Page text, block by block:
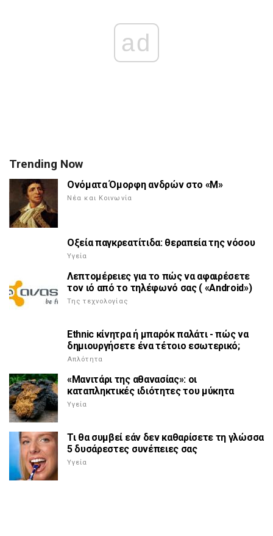
ad
Trending Now
Ονόματα Όμορφη ανδρών στο «Μ»
Νέα και Κοινωνία
Οξεία παγκρεατίτιδα: θεραπεία της νόσου
Υγεία
Λεπτομέρειες για το πώς να αφαιρέσετε
τον ιό από το τηλέφωνό σας ( «Android»)
Της τεχνολογίας
Ethnic κίνητρα ή μπαρόκ παλάτι - πώς να
δημιουργήσετε ένα τέτοιο εσωτερικό;
Απλότητα
«Μανιτάρι της αθανασίας»: οι
καταπληκτικές ιδιότητες του μύκητα
Υγεία
Τι θα συμβεί εάν δεν καθαρίσετε τη γλώσσα
5 δυσάρεστες συνέπειες σας
Υγεία